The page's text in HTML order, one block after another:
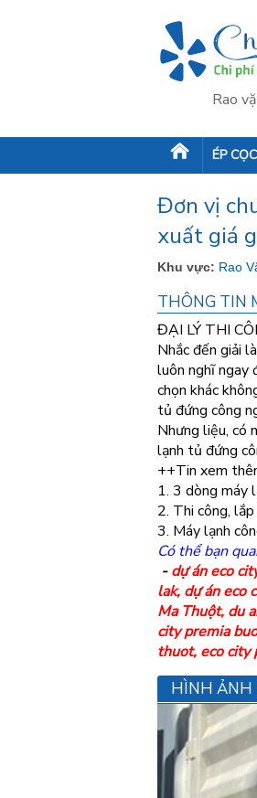
Rao
ÉP CỌC
Đơn vị
xuất giá
Khu vực: Rao
THÔNG TIN
ĐẠI LÝ THI
Nhắc đến giải
luôn nghĩ ngay
chọn khác
tủ đứng công
Nhưng liệu, có
lạnh tủ đứng
++Tin xem
1. 3 dòng máy
2. Thi công,
3. Máy lạnh
Có thể bạn
-dự án eco
lak, dự án eco
Ma Thuột, du
city premia
thuot, eco city
HÌNH ẢNH